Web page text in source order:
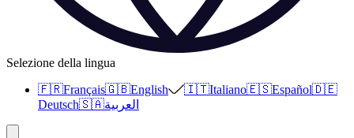
Selezione della lingua
🇫🇷Français🇬🇧English 🇮🇹Italiano🇪🇸Español🇩🇪
Deutsch🇸🇦العربية